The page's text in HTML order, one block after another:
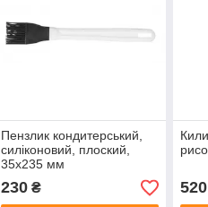
Пензлик кондитерський,
силіконовий, плоский,
35x235 мм
230₴ 520